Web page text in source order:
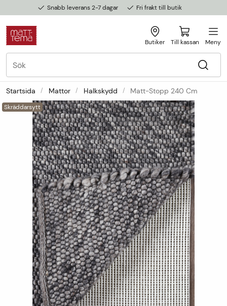
Snabb leverans 2-7 dagar Fri frakt till butik
Butiker Till kassan Meny
Startsida Mattor Halkskydd Matt-Stopp 240 Cm
Skräddarsytt